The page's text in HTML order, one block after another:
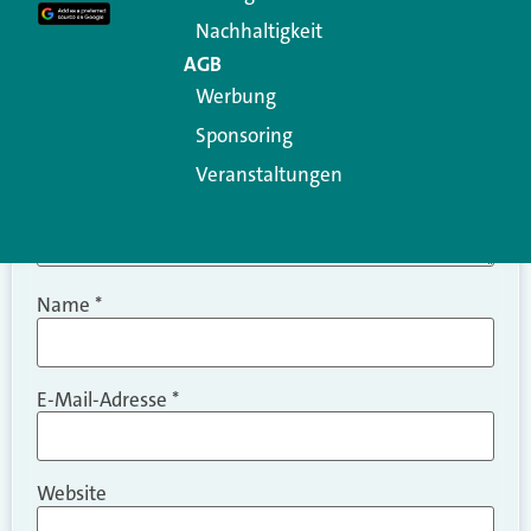
Name *
E-Mail-Adresse *
Website
Nachhaltigkeit
AGB
Werbung
Sponsoring
Veranstaltungen